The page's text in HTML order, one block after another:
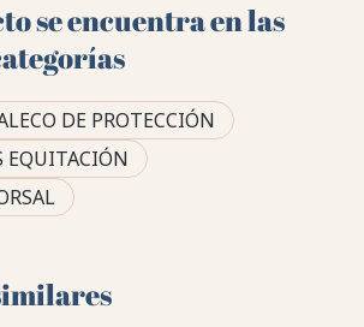
se encuentra en las
DE PROTECCIÓN
EQUITACIÓN